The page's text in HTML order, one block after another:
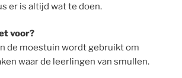
er is altijd wat te doen.
voor?
de moestuin wordt gebruikt om
waar de leerlingen van smullen.